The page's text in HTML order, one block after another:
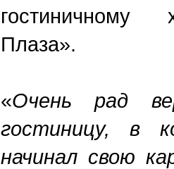
гостиничному
Плаза».
«Очень рад
гостиницу, в
начинал свою